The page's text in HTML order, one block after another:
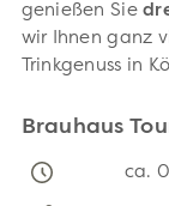
genießen Sie
wir Ihnen ganz
Trinkgenuss in
Brauhaus
ca.